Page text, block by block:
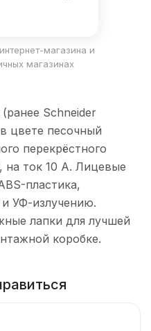
магазина и
магазинах
Schneider
цвете песочный
перекрёстного
на ток 10 А. Лицевые
пластика,
УФ-излучению.
лапки для лучшей
коробке.